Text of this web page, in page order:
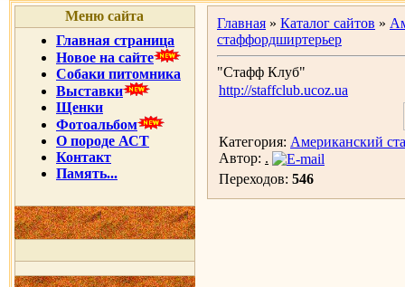
Меню сайта
Главная страница
Новое на сайте
Собаки питомника
Выставки
Щенки
Фотоальбом
О породе АСТ
Контакт
Память...
Главная » Каталог сайтов »
стаффордширтерьер
"Стафф Клуб"
http://staffclub.ucoz.ua
Категория: Американский
Автор: .
Переходов: 546